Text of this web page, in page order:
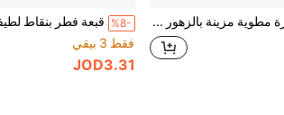
قبعة ساحرة مطوية مزينة بالزهور بطراز عتيق، متوفرة ب- 3 ألوان أخضر / أزرق / أحمر، قبعة ساحرة مدببة قابلة للثني، قبعة ساحرة مزينة بزهور قابلة للفصل، ضرورية لتنكر الهالوين %8-
فقط 3 بيقي
JOD3.31